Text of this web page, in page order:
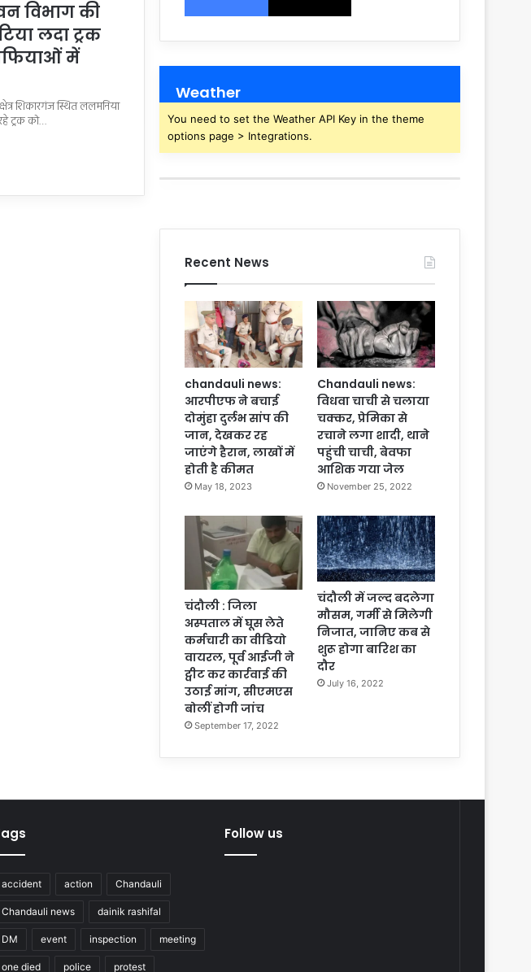
विभाग की
लदा ट्रक
में
शिकारगंज स्थित ललमनिया
ट्रक को…
Weather
You need to set the Weather API Key in the theme
options page > Integrations.
Recent News
chandauli news:
आरपीएफ ने बचाई
दोमुंहा दुर्लभ सांप की
जान, देखकर रह
जाएंगे हैरान, लाखों में
होती है कीमत
May 18, 2023
Chandauli news:
विधवा चाची से चलाया
चक्कर, प्रेमिका से
रचाने लगा शादी, थाने
पहुंची चाची, बेवफा
आशिक गया जेल
November 25, 2022
चंदौली : जिला
अस्पताल में घूस लेते
कर्मचारी का वीडियो
वायरल, पूर्व आईजी ने
ट्वीट कर कार्रवाई की
उठाई मांग, सीएमएस
बोलीं होगी जांच
September 17, 2022
चंदौली में जल्द बदलेगा
मौसम, गर्मी से मिलेगी
निजात, जानिए कब से
शुरू होगा बारिश का
दौर
July 16, 2022
accident action Chandauli
Chandauli news dainik rashifal
DM event inspection meeting
one died police protest
Follow us